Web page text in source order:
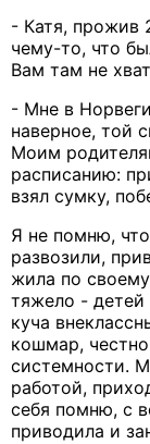
- Катя, прожив
чему-то, что
Вам там не
- Мне в
наверное, той
Моим
расписанию:
взял сумку,
Я не помню,
развозили,
жила по
тяжело - детей
куча
кошмар,
системности.
работой,
себя помню, с
приводила и